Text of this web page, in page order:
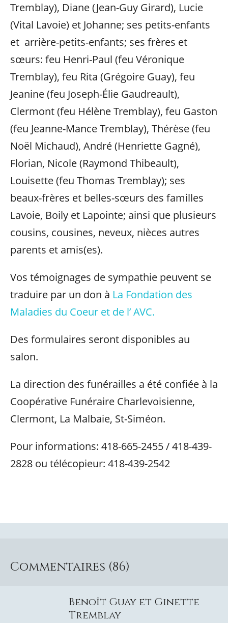
Tremblay), Diane (Jean-Guy Girard), Lucie
(Vital Lavoie) et Johanne; ses petits-enfants
et arrière-petits-enfants; ses frères et
sœurs: feu Henri-Paul (feu Véronique
Tremblay), feu Rita (Grégoire Guay), feu
Jeanine (feu Joseph-Élie Gaudreault),
Clermont (feu Hélène Tremblay), feu Gaston
(feu Jeanne-Mance Tremblay), Thérèse (feu
Noël Michaud), André (Henriette Gagné),
Florian, Nicole (Raymond Thibeault),
Louisette (feu Thomas Tremblay); ses
beaux-frères et belles-sœurs des familles
Lavoie, Boily et Lapointe; ainsi que plusieurs
cousins, cousines, neveux, nièces autres
parents et amis(es).
Vos témoignages de sympathie peuvent se
traduire par un don à La Fondation des
Maladies du Coeur et de l’ AVC.
Des formulaires seront disponibles au
salon.
La direction des funérailles a été confiée à la
Coopérative Funéraire Charlevoisienne,
Clermont, La Malbaie, St-Siméon.
Pour informations: 418-665-2455 / 418-439-
2828 ou télécopieur: 418-439-2542
Commentaires (86)
Benoît Guay et Ginette
Tremblay